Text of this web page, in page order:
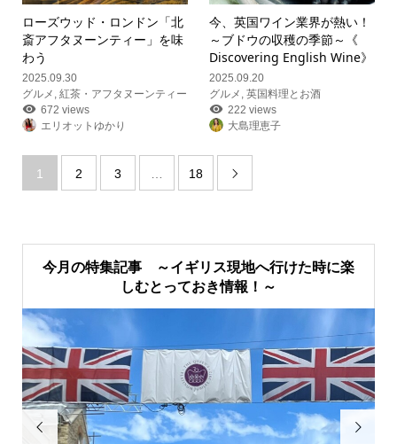
ローズウッド・ロンドン「北
斎アフタヌーンティー」を味
わう
2025.09.30
グルメ , 紅茶・アフタヌーンティー
672 views
エリオットゆかり
今、英国ワイン業界が熱い！
～ブドウの収穫の季節～《
Discovering English Wine》
2025.09.20
グルメ ,英国料理とお酒
222 views
大島理恵子
1 2 3 … 18 
今月の特集記事 ～イギリス現地へ行けた時に楽
しむとっておき情報！～
 